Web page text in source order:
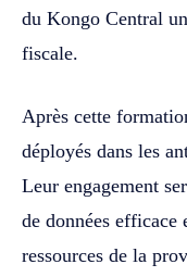
du Kongo Central
fiscale.
Après cette
déployés dans les
Leur engagement
de données efficace
ressources de la